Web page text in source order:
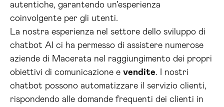
autentiche, garantendo un’esperienza
coinvolgente per gli utenti.
La nostra esperienza nel settore dello sviluppo di
chatbot AI ci ha permesso di assistere numerose
aziende di Macerata nel raggiungimento dei propri
obiettivi di comunicazione e vendite. I nostri
chatbot possono automatizzare il servizio clienti,
rispondendo alle domande frequenti dei clienti in